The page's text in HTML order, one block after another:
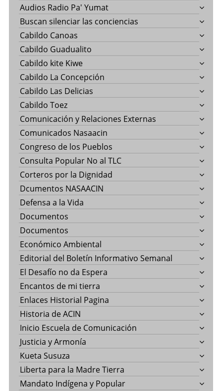
Audios Radio Pa' Yumat
Buscan silenciar las conciencias
Cabildo Canoas
Cabildo Guadualito
Cabildo kite Kiwe
Cabildo La Concepción
Cabildo Las Delicias
Cabildo Toez
Comunicación y Relaciones Externas
Comunicados Nasaacin
Congreso de los Pueblos
Consulta Popular No al TLC
Corteros por la Dignidad
Dcumentos NASAACIN
Defensa a la Vida
Documentos
Documentos
Económico Ambiental
Editorial del Boletín Informativo Semanal
El Desafío no da Espera
Encantos de mi tierra
Enlaces Historial Pagina
Historia de ACIN
Inicio Escuela de Comunicación
Justicia y Armonía
Kueta Susuza
Liberta para la Madre Tierra
Mandato Indígena y Popular